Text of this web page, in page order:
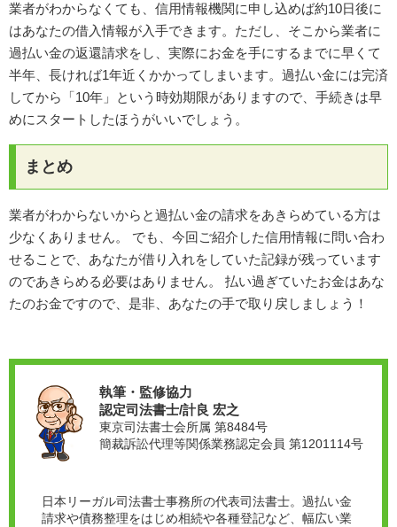
業者がわからなくても、信用情報機関に申し込めば約10日後に
はあなたの借入情報が入手できます。ただし、そこから業者に
過払い金の返還請求をし、実際にお金を手にするまでに早くて
半年、長ければ1年近くかかってしまいます。過払い金には完済
してから「10年」という時効期限がありますので、手続きは早
めにスタートしたほうがいいでしょう。
まとめ
業者がわからないからと過払い金の請求をあきらめている方は
少なくありません。 でも、今回ご紹介した信用情報に問い合わ
せることで、あなたが借り入れをしていた記録が残っています
のであきらめる必要はありません。 払い過ぎていたお金はあな
たのお金ですので、是非、あなたの手で取り戻しましょう！
執筆・監修協力
認定司法書士/計良 宏之
東京司法書士会所属 第8484号
簡裁訴訟代理等関係業務認定会員 第1201114号
日本リーガル司法書士事務所の代表司法書士。過払い金
請求や債務整理をはじめ相続や各種登記など、幅広い業